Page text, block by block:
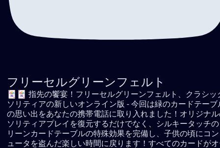
フリーセルグリーンフェルト
🃏🃏 指先の饗宴！フリーセルグリーンフェルト、クラシッ
ソリティアの新しいオンライン版 - 今回は緑のカードテーブ
の思い出をあなたの携帯電話に取り入れました！オリジナ
ソリティアプレイを復元するだけでなく、シルキータッチ
リーンカードテーブルの特殊効果を完備し、子供の頃にコ
ュータを盗んだ楽しい時間に戻ります！すべてのカードが